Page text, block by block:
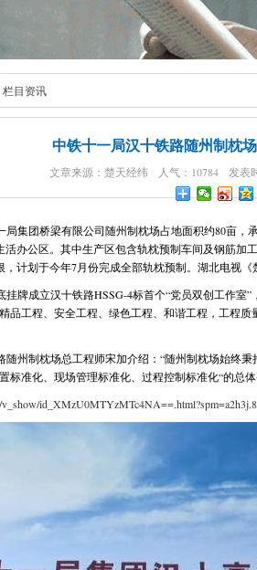
栏目资讯
中铁十一局汉十铁路随州制枕
文章来源：楚天经纬 人气：10784 发表
局集团桥梁有限公司随州制枕场占地面积约80亩
办公区。其中生产区包含轨枕预制车间及钢筋加
计划于今年7月份完成全部轨枕预制。 湖北电视《
挂牌成立汉十铁路HSSG-4标首个“党员双创工作
品工程、安全工程、绿色工程、和谐工程，工程
州制枕场总工程师宋加介绍：“随州制枕场始终
标准化、现场管理标准化、过程控制标准化“的总